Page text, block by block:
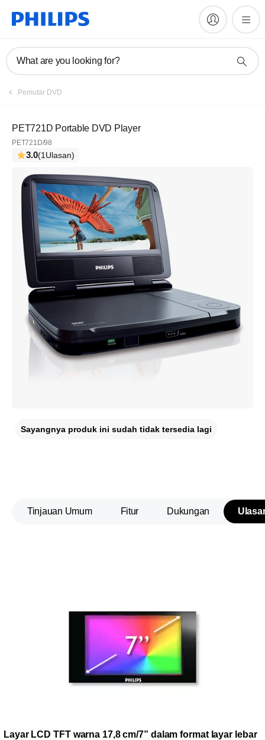
What are you looking for?
Daftar
Pemutar DVD
PET721D Portable DVD Player
PET721D/98
3.0(1Ulasan)
Sayangnya produk ini sudah tidak tersedia lagi
Tinjauan Umum Fitur Dukungan
Layar LCD TFT warna 17,8 cm/7” dalam format layar lebar